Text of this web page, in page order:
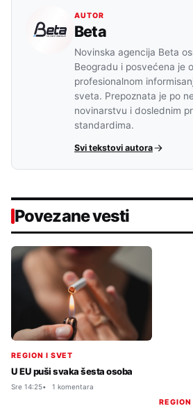
AUTOR
Beta
Novinska agencija Beta
Beogradu i posvećena je
profesionalnom
sveta. Prepoznata je po
novinarstvu i doslednim
standardima.
Svi tekstovi autora
Povezane vesti
REGION I SVET
U EU puši svaka šesta osoba
Sre 14:25 1 komentara